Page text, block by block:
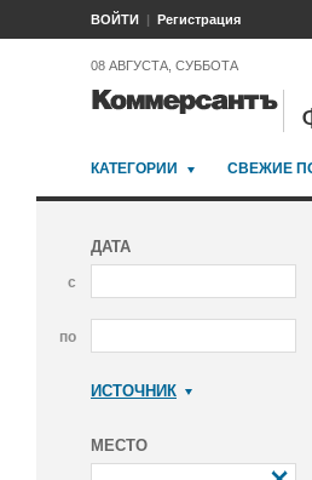
ВОЙТИ Регистрация
08 АВГУСТА, СУББОТА
КАТЕГОРИИ СВЕЖИЕ
ДАТА
с
по
ИСТОЧНИК
МЕСТО